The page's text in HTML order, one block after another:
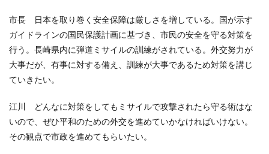
市長 日本を取り巻く安全保障は厳しさを増している。国が示す
ガイドラインの国民保護計画に基づき、市民の安全を守る対策を
行う。長崎県内に弾道ミサイルの訓練がされている。外交努力が
大事だが、有事に対する備え、訓練が大事であるため対策を講じ
ていきたい。
江川 どんなに対策をしてもミサイルで攻撃されたら守る術はな
いので、ぜひ平和のための外交を進めていかなければいけない。
その観点で市政を進めてもらいたい。